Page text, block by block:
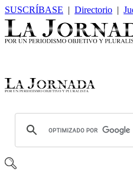
SUSCRÍBASE | Directorio |